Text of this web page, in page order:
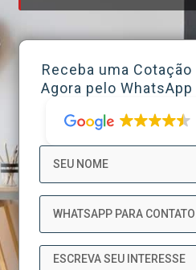
Receba uma Cotação
Agora pelo WhatsApp
Mensagem